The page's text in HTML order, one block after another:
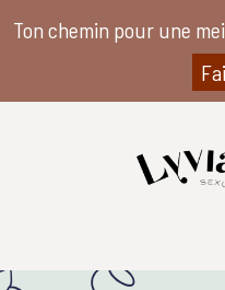
Ton chemin pour une